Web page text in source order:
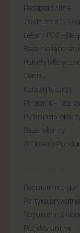
Recepta online
Zwolnienie (L4)
Lekarz POZ –
Badania
Pakiety
Cennik
Katalog lekarzy
Poradnik – lista
Pytania do
Baza lekarzy
Wniosek
Regulamin
Polityka
Regulamin
Projekty unijne